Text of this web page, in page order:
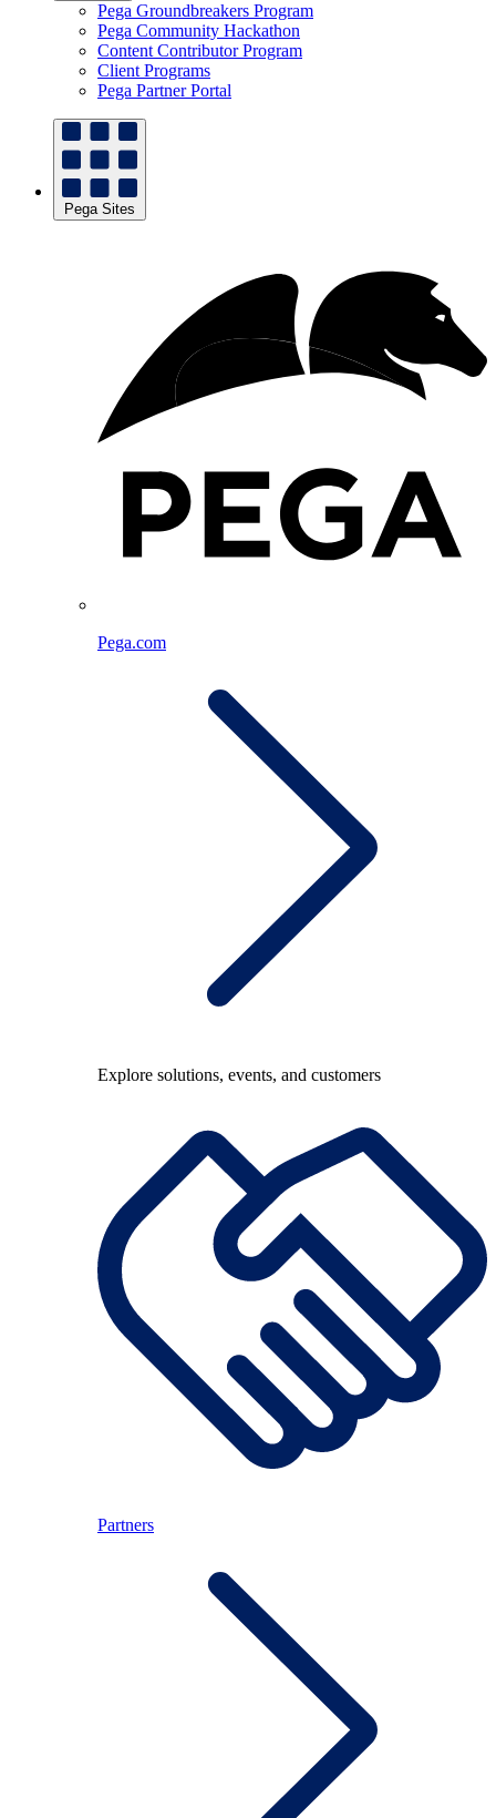
Pega Groundbreakers Program
Pega Community Hackathon
Content Contributor Program
Client Programs
Pega Partner Portal
Pega Sites
Pega.com
Explore solutions, events, and customers
Partners